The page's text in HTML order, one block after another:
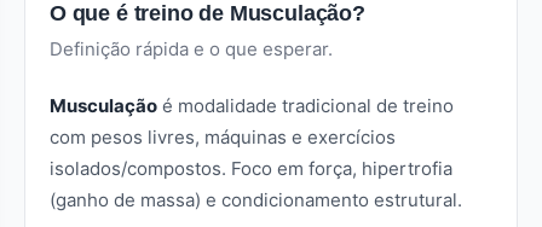
O que é treino de Musculação?
Definição rápida e o que esperar.
Musculação é modalidade tradicional de treino
com pesos livres, máquinas e exercícios
isolados/compostos. Foco em força, hipertrofia
(ganho de massa) e condicionamento estrutural.